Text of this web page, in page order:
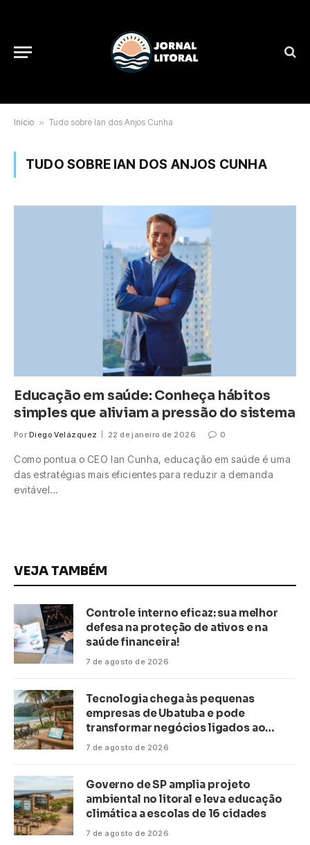
Início » Tudo sobre Ian dos Anjos Cunha
TUDO SOBRE IAN DOS ANJOS CUNHA
Educação em saúde: Conheça hábitos
simples que aliviam a pressão do sistema
Por Diego Velázquez 22 de janeiro de 2026 0
Como pontua o CEO Ian Cunha, educação em saúde é uma
das estratégias mais eficientes para reduzir a demanda
evitável…
VEJA TAMBÉM
Controle interno eficaz: sua melhor
defesa na proteção de ativos e na
saúde financeira!
7 de agosto de 2026
Tecnologia chega às pequenas
empresas de Ubatuba e pode
transformar negócios ligados ao
turismo no litoral
7 de agosto de 2026
Governo de SP amplia projeto
ambiental no litoral e leva educação
climática a escolas de 16 cidades
7 de agosto de 2026